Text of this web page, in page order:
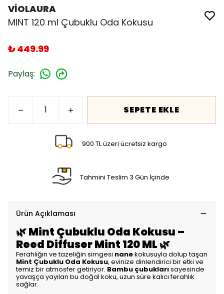
VİOLAURA
MINT 120 ml Çubuklu Oda Kokusu
₺ 449.99
Paylaş:
SEPETE EKLE
900 TL üzeri ücretsiz kargo
Tahmini Teslim 3 Gün İçinde
Ürün Açıklaması
🌿 Mint Çubuklu Oda Kokusu –
Reed Diffuser Mint 120 ML 🌿
Ferahlığın ve tazeliğin simgesi nanekokusuyla dolup taşan
Mint Çubuklu Oda Kokusu, evinize dinlendirici bir etki ve
temiz bir atmosfer getiriyor. Bambu çubuklarısayesinde
yavaşça yayılan bu doğal koku, uzun süre kalıcı ferahlık
sağlar.